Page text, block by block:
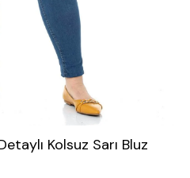
Kolsuz Sarı Bluz